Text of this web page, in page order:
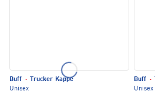
Buff ·
Trucker Kappe
Unisex
Buff ·
Unisex